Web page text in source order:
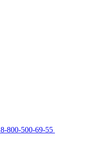
8-800-500-69-55